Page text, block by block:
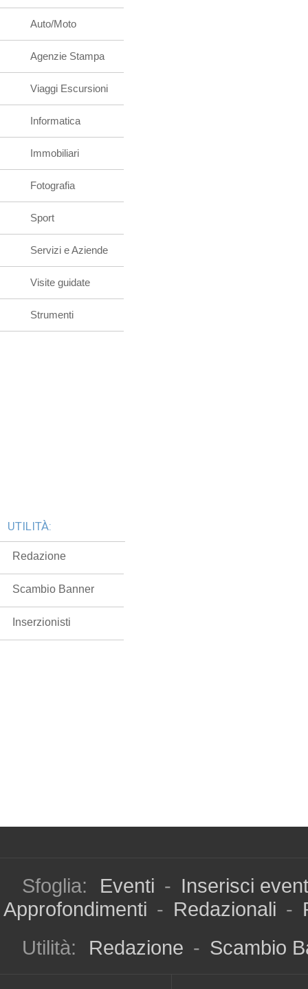
Auto/Moto
Agenzie Stampa
Viaggi Escursioni
Informatica
Immobiliari
Fotografia
Sport
Servizi e Aziende
Visite guidate
Strumenti
UTILITÀ:
Redazione
Scambio Banner
Inserzionisti
Sfoglia: Eventi - Inserisci
Approfondimenti - Redazionali -
Utilità:
Redazione - Scambio